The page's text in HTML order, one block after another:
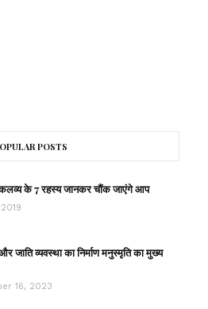
POSTS
के 7 रहस्य जानकर चौंक जाएंगे आप
और जाति व्यवस्था का निर्माण मनुस्मृति का मुख्य
16, 2023